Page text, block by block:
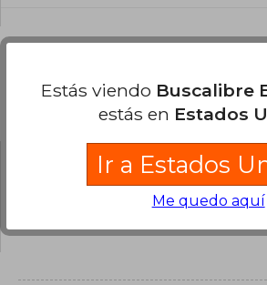
Preguntas y respuestas
¿Tienes una pregunta sobre
para poder agregar tu
Estás viendo Buscalibre
estás en Estados
Ir a Estados
Me quedo aquí